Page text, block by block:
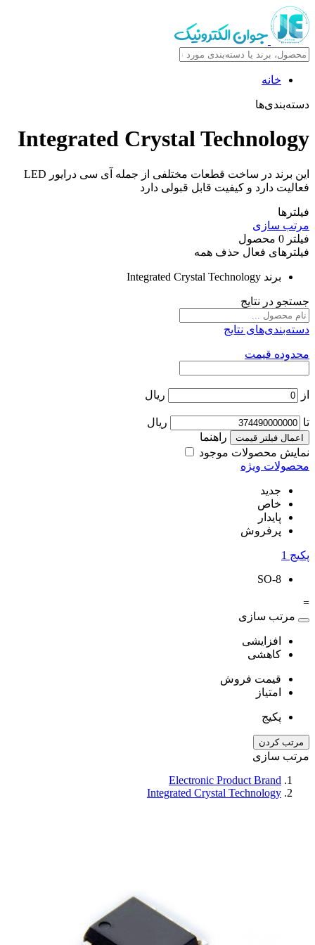
خانه
دسته‌بندی‌ها
Integrated Crystal Technology
این برند در ساخت قطعات مختلفی از جمله آی سی درایور LED
فعالیت دارد و کیفیت قابل قبولی دارد
فیلترها
مرتب سازی
فیلتر 0 محصول
فیلترهای فعال حذف همه
برند Integrated Crystal Technology
جستجو در نتایج
دسته‌بندی‌های نتایج
محدوده قیمت
از ریال
تا ریال
اعمال فیلتر قیمت
راهنما
نمایش محصولات موجود
محصولات ویژه
جدید
خاص
پایدار
پرفروش
پکیج 1
SO-8
=
مرتب سازی
افزایشی
کاهشی
قیمت فروش
امتیاز
پکیج
مرتب کردن
مرتب سازی
Electronic Product Brand
Integrated Crystal Technology